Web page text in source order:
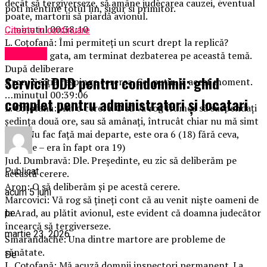
decât să tergiverseze, să amâne judecarea cauzei, eventual
poate, martorii să piardă avionul.
…minutul 00:38:10
L. Coțofană: Îmi permiteți un scurt drept la replică?
Aron: Nu, gata, am terminat dezbaterea pe această temă.
După deliberare
Aron: Secția respinge cererea. Cel puțin la acest moment.
…minutul 00:39:06
L. Coțofană: Am o cerere. O să vă rog frumos să suspendați
ședința două ore, sau să amânați, întrucât chiar nu mă simt
bine. Nu fac față mai departe, este ora 6 (18) fără ceva,
(Eroare – era în fapt ora 19)
Jud. Dumbravă: Dle. Președinte, eu zic să deliberăm pe
această cerere.
Aron: O să deliberăm și pe acestă cerere.
Marcovici: Vă rog să țineți cont că au venit niște oameni de
la Arad, au plătit avionul, este evident că doamna judecător
încearcă să tergiverseze.
Smarandache: Una dintre martore are probleme de
sănătate.
poti mentine totul lin, sigur si primitor.
Citeste in continuare
Servicii DDD pentru condominii: ghid
complet pentru administratori și locatari
Publicat
acum 5 luni
pe
martie 23, 2026
De